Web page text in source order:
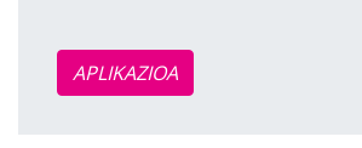
APLIKAZIOA